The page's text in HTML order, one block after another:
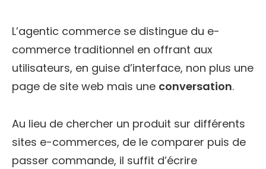
L’agentic commerce se distingue du e-
commerce traditionnel en offrant aux
utilisateurs, en guise d’interface, non plus une
page de site web mais une conversation.
Au lieu de chercher un produit sur différents
sites e-commerces, de le comparer puis de
passer commande, il suffit d’écrire